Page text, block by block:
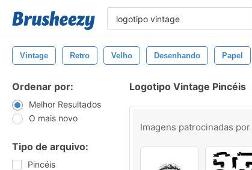
Vintage Retro Velho Desenhando Papel
Ordenar por:
Melhor Resultados
O mais novo
Tipo de arquivo:
Pincéis
Logotipo Vintage Pincéis
Imagens patrocinadas por